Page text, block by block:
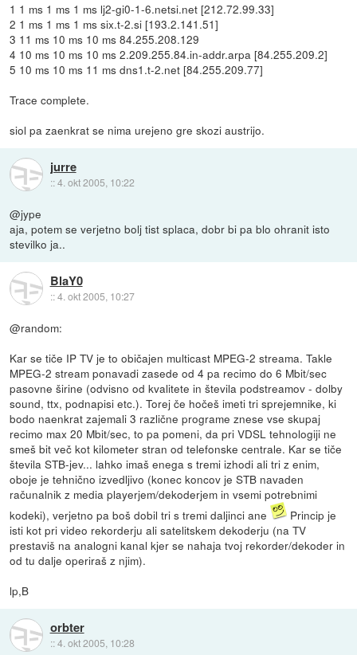
1 1 ms 1 ms 1 ms lj2-gi0-1-6.netsi.net [212.72.99.33]
2 1 ms 1 ms 1 ms six.t-2.si [193.2.141.51]
3 11 ms 10 ms 10 ms 84.255.208.129
4 10 ms 10 ms 10 ms 2.209.255.84.in-addr.arpa [84.255.209.2]
5 10 ms 10 ms 11 ms dns1.t-2.net [84.255.209.77]
Trace complete.
siol pa zaenkrat se nima urejeno gre skozi austrijo.
jurre
::4. okt 2005, 10:22
@jype
aja, potem se verjetno bolj tist splaca, dobr bi pa blo ohranit isto
stevilko ja..
BlaY0
::4. okt 2005, 10:27
@random:
Kar se tiče IP TV je to običajen multicast MPEG-2 streama. Takle
MPEG-2 stream ponavadi zasede od 4 pa recimo do 6 Mbit/sec
pasovne širine (odvisno od kvalitete in števila podstreamov - dolby
sound, ttx, podnapisi etc.). Torej če hočeš imeti tri sprejemnike, ki
bodo naenkrat zajemali 3 različne programe znese vse skupaj
recimo max 20 Mbit/sec, to pa pomeni, da pri VDSL tehnologiji ne
smeš bit več kot kilometer stran od telefonske centrale. Kar se tiče
števila STB-jev... lahko imaš enega s tremi izhodi ali tri z enim,
oboje je tehnično izvedljivo (konec koncov je STB navaden
računalnik z media playerjem/dekoderjem in vsemi potrebnimi
kodeki), verjetno pa boš dobil tri s tremi daljinci ane
Princip je
isti kot pri video rekorderju ali satelitskem dekoderju (na TV
prestaviš na analogni kanal kjer se nahaja tvoj rekorder/dekoder in
od tu dalje operiraš z njim).
lp,B
orbter
::4. okt 2005, 10:28